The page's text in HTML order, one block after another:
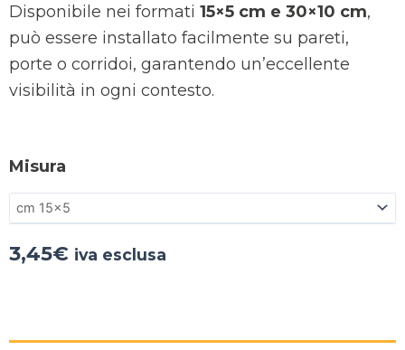
Disponibile nei formati 15×5 cm e 30×10 cm,
può essere installato facilmente su pareti,
porte o corridoi, garantendo un’eccellente
visibilità in ogni contesto.
Misura
3,45€ iva esclusa